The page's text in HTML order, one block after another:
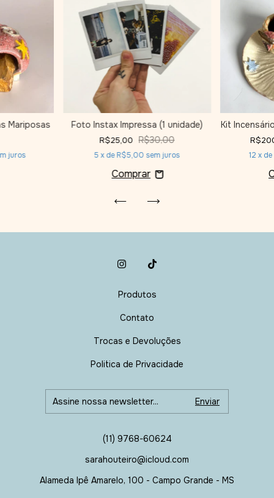
Mariposas
juros
Foto Instax Impressa (1 unidade)
R$25,00 R$30,00
5 x deR$5,00 sem juros
Kit
12 x de
Produtos
Contato
Trocas e Devoluções
Politica de Privacidade
(11) 9768-60624
sarahouteiro@icloud.com
Alameda Ipê Amarelo, 100 - Campo Grande - MS